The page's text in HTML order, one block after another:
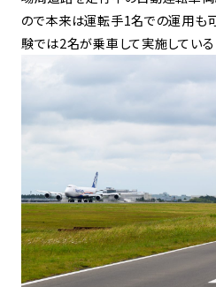
ので本来は運転手1名での運用も
験では2名が乗車して実施している